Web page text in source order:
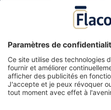
Tous les prix s'entendent
Tous les prix incluent la
et les éventuels frais de